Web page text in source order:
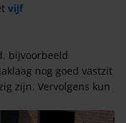
vijf
bijvoorbeeld
nog goed vastzit
zijn. Vervolgens kun